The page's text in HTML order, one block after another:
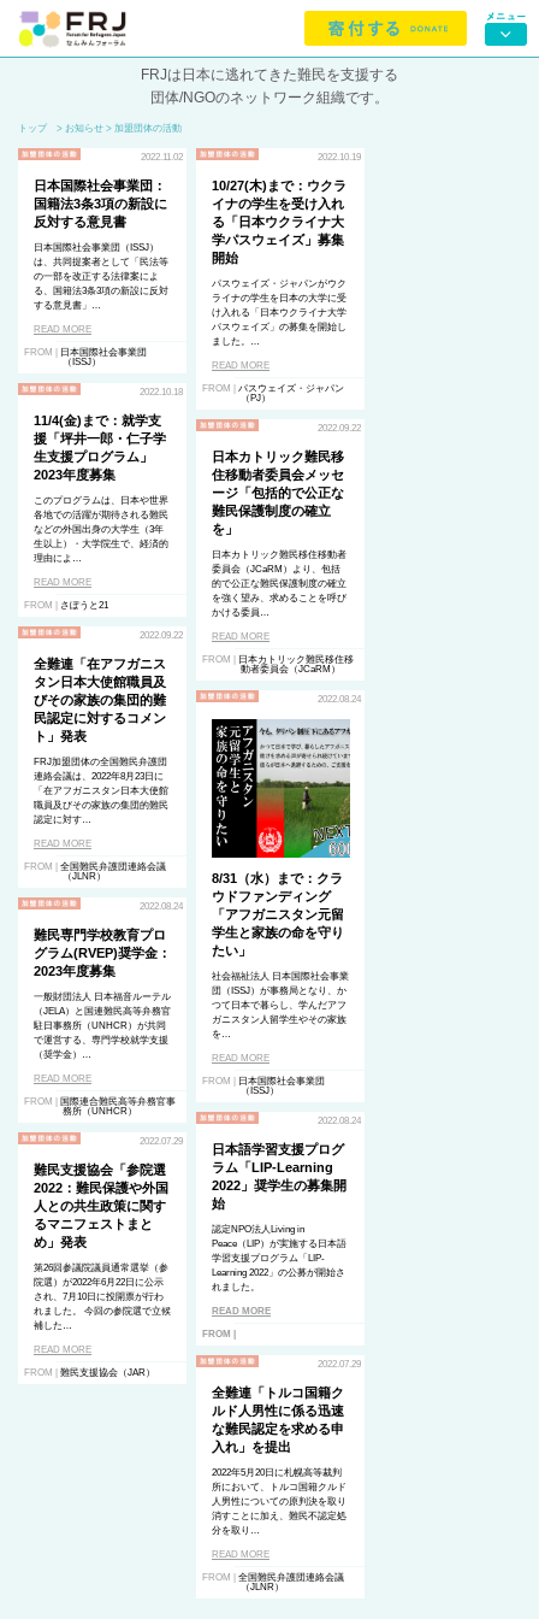
FRJは日本に逃れてきた難民を支援する
団体/NGOのネットワーク組織です。
トップ > お知らせ > 加盟団体の活動
2022.11.02
日本国際社会事業団：
国籍法3条3項の新設に
反対する意見書
日本国際社会事業団（ISSJ）
は、共同提案者として「民法等
の一部を改正する法律案によ
る、国籍法3条3項の新設に反対
する意見書」…
READ MORE
FROM |
日本国際社会事業団
（ISSJ）
2022.10.19
10/27(木)まで：ウクラ
イナの学生を受け入れ
る「日本ウクライナ大
学パスウェイズ」募集
開始
パスウェイズ・ジャパンがウク
ライナの学生を日本の大学に受
け入れる「日本ウクライナ大学
パスウェイズ」の募集を開始し
ました。…
READ MORE
FROM | パスウェイズ・ジャパン
（PJ）
2022.10.18
11/4(金)まで：就学支
援「坪井一郎・仁子学
生支援プログラム」
2023年度募集
このプログラムは、日本や世界
各地での活躍が期待される難民
などの外国出身の大学生（3年
生以上）・大学院生で、経済的
理由によ…
READ MORE
FROM | さぽうと21
2022.09.22
日本カトリック難民移
住移動者委員会メッセ
ージ「包括的で公正な
難民保護制度の確立
を」
日本カトリック難民移住移動者
委員会（JCaRM）より、包括
的で公正な難民保護制度の確立
を強く望み、求めることを呼び
かける委員…
READ MORE
FROM |
日本カトリック難民移住移
動者委員会（JCaRM）
2022.09.22
全難連「在アフガニス
タン日本大使館職員及
びその家族の集団的難
民認定に対するコメン
ト」発表
FRJ加盟団体の全国難民弁護団
連絡会議は、2022年8月23日に
「在アフガニスタン日本大使館
職員及びその家族の集団的難民
認定に対す…
READ MORE
FROM | 全国難民弁護団連絡会議
（JLNR）
2022.08.24
8/31（水）まで：クラ
ウドファンディング
「アフガニスタン元留
学生と家族の命を守り
たい」
社会福祉法人 日本国際社会事業
団（ISSJ）が事務局となり、か
つて日本で暮らし、学んだアフ
ガニスタン人留学生やその家族
を…
READ MORE
FROM |
日本国際社会事業団
（ISSJ）
2022.08.24
難民専門学校教育プロ
グラム(RVEP)奨学金：
2023年度募集
一般財団法人 日本福音ルーテル
（JELA）と国連難民高等弁務官
駐日事務所（UNHCR）が共同
で運営する、専門学校就学支援
（奨学金）…
READ MORE
FROM |
国際連合難民高等弁務官事
務所（UNHCR）
2022.08.24
日本語学習支援プログ
ラム「LIP-Learning
2022」奨学生の募集開
始
認定NPO法人Living in
Peace（LIP）が実施する日本語
学習支援プログラム「LIP-
Learning 2022」の公募が開始さ
れました。
READ MORE
FROM |
2022.07.29
難民支援協会「参院選
2022：難民保護や外国
人との共生政策に関す
るマニフェストまと
め」発表
第26回参議院議員通常選挙（参
院選）が2022年6月22日に公示
され、7月10日に投開票が行わ
れました。 今回の参院選で立候
補した…
READ MORE
FROM | 難民支援協会（JAR）
2022.07.29
全難連「トルコ国籍ク
ルド人男性に係る迅速
な難民認定を求める申
入れ」を提出
2022年5月20日に札幌高等裁判
所において、トルコ国籍クルド
人男性についての原判決を取り
消すことに加え、難民不認定処
分を取り…
READ MORE
FROM | 全国難民弁護団連絡会議
（JLNR）